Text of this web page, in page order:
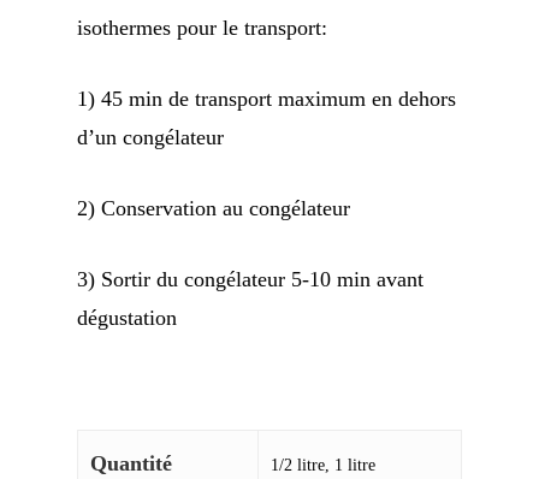
isothermes pour le transport:
1) 45 min de transport maximum en dehors
d’un congélateur
2) Conservation au congélateur
3) Sortir du congélateur 5-10 min avant
dégustation
Quantité 1/2 litre, 1 litre